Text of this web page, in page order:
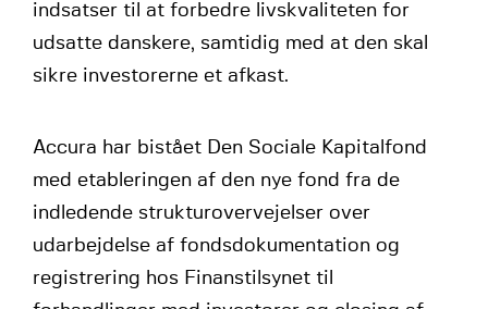
indsatser til at forbedre livskvaliteten for
udsatte danskere, samtidig med at den skal
sikre investorerne et afkast.
Accura har bistået Den Sociale Kapitalfond
med etableringen af den nye fond fra de
indledende strukturovervejelser over
udarbejdelse af fondsdokumentation og
registrering hos Finanstilsynet til